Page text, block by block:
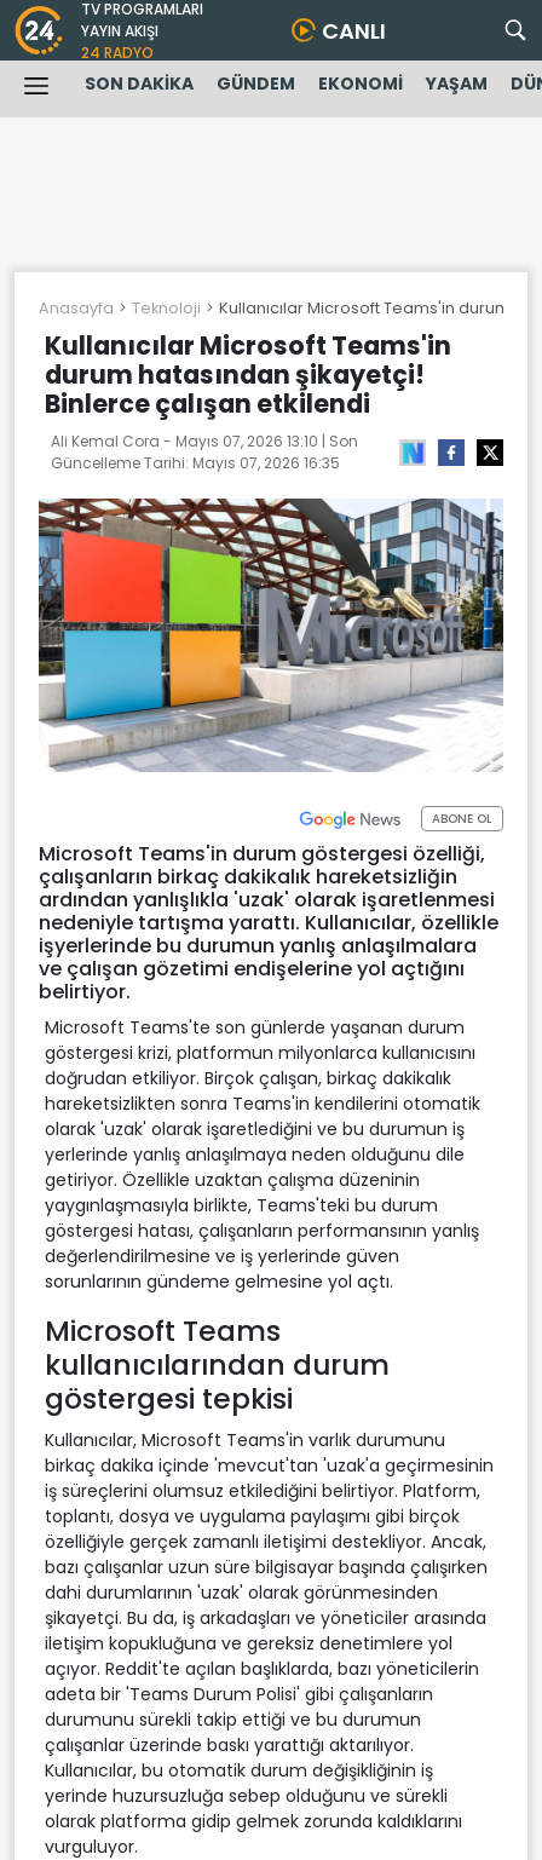
TV PROGRAMLARI
YAYIN AKIŞI
24 RADYO
CANLI
SON DAKİKA GÜNDEM EKONOMİ YAŞAM
Anasayfa Teknoloji Kullanıcılar Microsoft Teams'in durum
Kullanıcılar Microsoft Teams'in
durum hatasından şikayetçi!
Binlerce çalışan etkilendi
Ali Kemal Cora - Mayıs 07, 2026 13:10 | Son
Güncelleme Tarihi: Mayıs 07, 2026 16:35
ABONE OL
Microsoft Teams'in durum göstergesi özelliği,
çalışanların birkaç dakikalık hareketsizliğin
ardından yanlışlıkla 'uzak' olarak işaretlenmesi
nedeniyle tartışma yarattı. Kullanıcılar, özellikle
işyerlerinde bu durumun yanlış anlaşılmalara
ve çalışan gözetimi endişelerine yol açtığını
belirtiyor.
Microsoft Teams'te son günlerde yaşanan durum
göstergesi krizi, platformun milyonlarca kullanıcısını
doğrudan etkiliyor. Birçok çalışan, birkaç dakikalık
hareketsizlikten sonra Teams'in kendilerini otomatik
olarak 'uzak' olarak işaretlediğini ve bu durumun iş
yerlerinde yanlış anlaşılmaya neden olduğunu dile
getiriyor. Özellikle uzaktan çalışma düzeninin
yaygınlaşmasıyla birlikte, Teams'teki bu durum
göstergesi hatası, çalışanların performansının yanlış
değerlendirilmesine ve iş yerlerinde güven
sorunlarının gündeme gelmesine yol açtı.
Microsoft Teams
kullanıcılarından durum
göstergesi tepkisi
Kullanıcılar, Microsoft Teams'in varlık durumunu
birkaç dakika içinde 'mevcut'tan 'uzak'a geçirmesinin
iş süreçlerini olumsuz etkilediğini belirtiyor. Platform,
toplantı, dosya ve uygulama paylaşımı gibi birçok
özelliğiyle gerçek zamanlı iletişimi destekliyor. Ancak,
bazı çalışanlar uzun süre bilgisayar başında çalışırken
dahi durumlarının 'uzak' olarak görünmesinden
şikayetçi. Bu da, iş arkadaşları ve yöneticiler arasında
iletişim kopukluğuna ve gereksiz denetimlere yol
açıyor. Reddit'te açılan başlıklarda, bazı yöneticilerin
adeta bir 'Teams Durum Polisi' gibi çalışanların
durumunu sürekli takip ettiği ve bu durumun
çalışanlar üzerinde baskı yarattığı aktarılıyor.
Kullanıcılar, bu otomatik durum değişikliğinin iş
yerinde huzursuzluğa sebep olduğunu ve sürekli
olarak platforma gidip gelmek zorunda kaldıklarını
vurguluyor.